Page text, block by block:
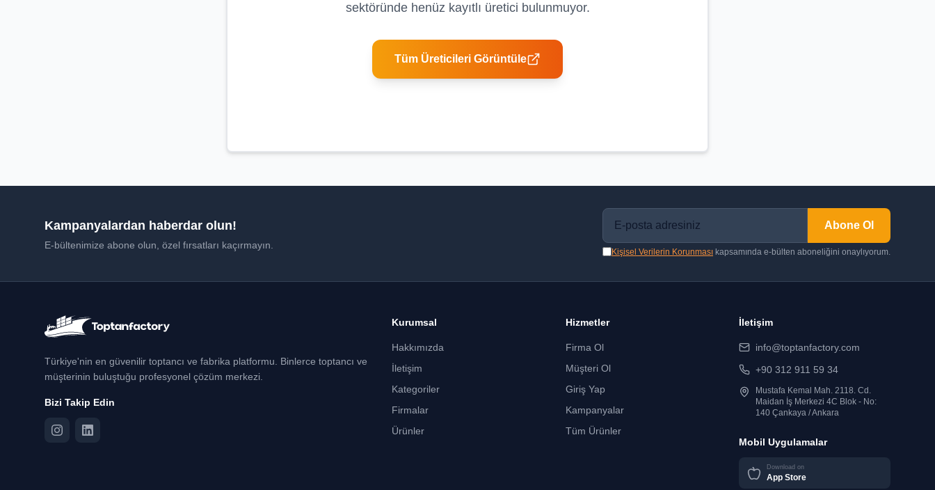
sektöründe henüz kayıtlı üretici bulunmuyor.
Tüm Üreticileri Görüntüle
Kampanyalardan haberdar olun!
E-bültenimize abone olun, özel fırsatları kaçırmayın.
Abone Ol
Kişisel Verilerin Korunması kapsamında e-bülten aboneliğini onaylıyorum.
Türkiye'nin en güvenilir toptancı ve fabrika platformu. Binlerce toptancı ve
müşterinin buluştuğu profesyonel çözüm merkezi.
Bizi Takip Edin
Kurumsal
Hakkımızda
İletişim
Kategoriler
Firmalar
Ürünler
Hizmetler
Firma Ol
Müşteri Ol
Giriş Yap
Kampanyalar
Tüm Ürünler
İletişim
info@toptanfactory.com
+90 312 911 59 34
Mustafa Kemal Mah. 2118. Cd.
Maidan İş Merkezi 4C Blok - No:
140 Çankaya / Ankara
Mobil Uygulamalar
Download on
App Store